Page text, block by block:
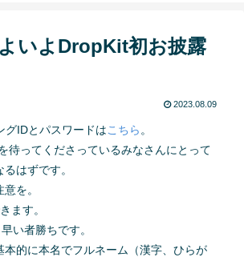
いよDropKit初お披露
2023.08.09
グIDとパスワードはこちら 。
待ってくださっているみなさんにとって
はずです。
を。
ます。
い者勝ちです。
本的に本名でフルネーム（漢字、ひらが